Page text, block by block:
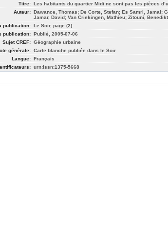
Titre: Les habitants du quartier Midi ne sont pas les pièces
Auteur: Dawance, Thomas; De Corte, Stefan; Es Samri, Jamal;
Jamar, David; Van Criekingen, Mathieu; Zitouni,
publication: Le Soir, page (2)
publication: Publié, 2005-07-06
Sujet CREF: Géographie urbaine
générale: Carte blanche publiée dans le Soir
Langue: Français
urn:issn:1375-5668